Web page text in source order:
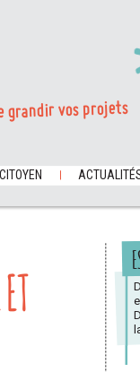
grandir vos projets